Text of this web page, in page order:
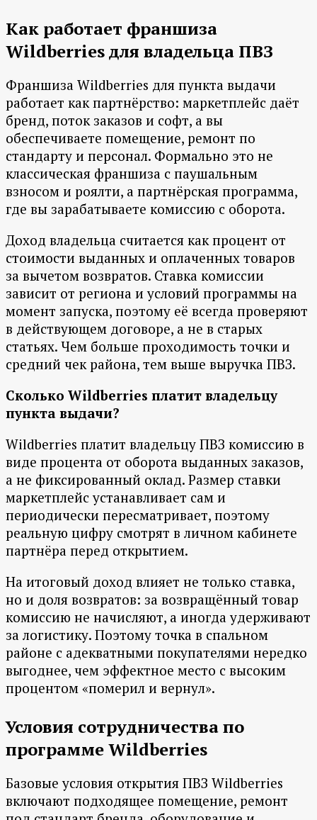
Как работает франшиза
Wildberries для владельца ПВЗ
Франшиза Wildberries для пункта выдачи
работает как партнёрство: маркетплейс даёт
бренд, поток заказов и софт, а вы
обеспечиваете помещение, ремонт по
стандарту и персонал. Формально это не
классическая франшиза с паушальным
взносом и роялти, а партнёрская программа,
где вы зарабатываете комиссию с оборота.
Доход владельца считается как процент от
стоимости выданных и оплаченных товаров
за вычетом возвратов. Ставка комиссии
зависит от региона и условий программы на
момент запуска, поэтому её всегда проверяют
в действующем договоре, а не в старых
статьях. Чем больше проходимость точки и
средний чек района, тем выше выручка ПВЗ.
Сколько Wildberries платит владельцу
пункта выдачи?
Wildberries платит владельцу ПВЗ комиссию в
виде процента от оборота выданных заказов,
а не фиксированный оклад. Размер ставки
маркетплейс устанавливает сам и
периодически пересматривает, поэтому
реальную цифру смотрят в личном кабинете
партнёра перед открытием.
На итоговый доход влияет не только ставка,
но и доля возвратов: за возвращённый товар
комиссию не начисляют, а иногда удерживают
за логистику. Поэтому точка в спальном
районе с адекватными покупателями нередко
выгоднее, чем эффектное место с высоким
процентом «померил и вернул».
Условия сотрудничества по
программе Wildberries
Базовые условия открытия ПВЗ Wildberries
включают подходящее помещение, ремонт